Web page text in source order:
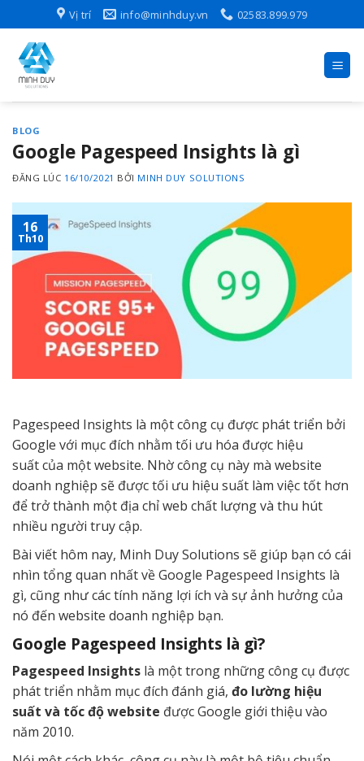
to
content
Vị trí info@minhduy.vn 02583.899.979
BLOG
Google Pagespeed Insights là gì
ĐĂNG LÚC 16/10/2021 BỞI MINH DUY SOLUTIONS
16
Th10
Pagespeed Insights là một công cụ được phát triển bởi
Google với mục đích nhằm tối ưu hóa được hiệu
suất của một website. Nhờ công cụ này mà website
doanh nghiệp sẽ được tối ưu hiệu suất làm việc tốt hơn
để trở thành một địa chỉ web chất lượng và thu hút
nhiều người truy cập.
Bài viết hôm nay, Minh Duy Solutions sẽ giúp bạn có cái
nhìn tổng quan nhất về Google Pagespeed Insights là
gì, cũng như các tính năng lợi ích và sự ảnh hưởng của
nó đến website doanh nghiệp bạn.
Google Pagespeed Insights là gì?
Pagespeed Insights là một trong những công cụ được
phát triển nhằm mục đích đánh giá, đo lường hiệu
suất và tốc độ website được Google giới thiệu vào
năm 2010.